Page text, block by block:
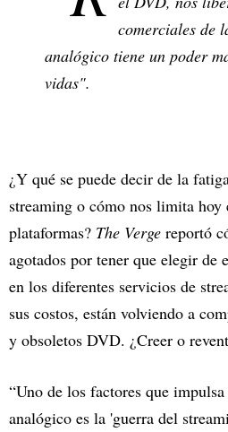
comerciales de
analógico tiene un poder
vidas".
¿Y qué se puede decir de la
streaming o cómo nos limita hoy
plataformas? The Verge reportó
agotados por tener que elegir de
en los diferentes servicios de
sus costos, están volviendo a
y obsoletos DVD. ¿Creer o
“Uno de los factores que
analógico es la 'guerra del